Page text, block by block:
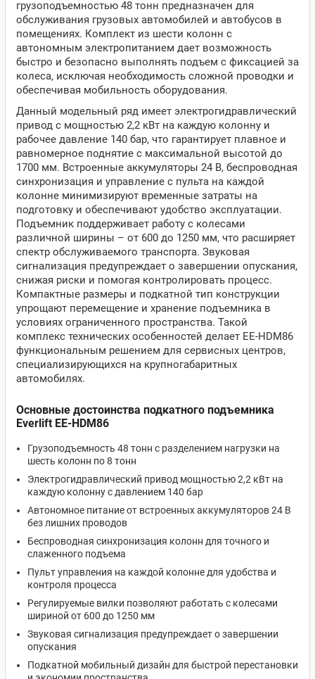
грузоподъемностью 48 тонн предназначен для
обслуживания грузовых автомобилей и автобусов в
помещениях. Комплект из шести колонн с
автономным электропитанием дает возможность
быстро и безопасно выполнять подъем с фиксацией за
колеса, исключая необходимость сложной проводки и
обеспечивая мобильность оборудования.
Данный модельный ряд имеет электрогидравлический
привод с мощностью 2,2 кВт на каждую колонну и
рабочее давление 140 бар, что гарантирует плавное и
равномерное поднятие с максимальной высотой до
1700 мм. Встроенные аккумуляторы 24 В, беспроводная
синхронизация и управление с пульта на каждой
колонне минимизируют временные затраты на
подготовку и обеспечивают удобство эксплуатации.
Подъемник поддерживает работу с колесами
различной ширины – от 600 до 1250 мм, что расширяет
спектр обслуживаемого транспорта. Звуковая
сигнализация предупреждает о завершении опускания,
снижая риски и помогая контролировать процесс.
Компактные размеры и подкатной тип конструкции
упрощают перемещение и хранение подъемника в
условиях ограниченного пространства. Такой
комплекс технических особенностей делает EE-HDM86
функциональным решением для сервисных центров,
специализирующихся на крупногабаритных
автомобилях.
Основные достоинства подкатного подъемника
Everlift EE-HDM86
Грузоподъемность 48 тонн с разделением нагрузки на
шесть колонн по 8 тонн
Электрогидравлический привод мощностью 2,2 кВт на
каждую колонну с давлением 140 бар
Автономное питание от встроенных аккумуляторов 24 В
без лишних проводов
Беспроводная синхронизация колонн для точного и
слаженного подъема
Пульт управления на каждой колонне для удобства и
контроля процесса
Регулируемые вилки позволяют работать с колесами
шириной от 600 до 1250 мм
Звуковая сигнализация предупреждает о завершении
опускания
Подкатной мобильный дизайн для быстрой перестановки